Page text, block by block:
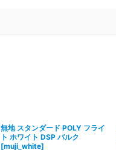
無地 スタンダード POLY フライ
ト ホワイト DSP バルク
[muji_white]